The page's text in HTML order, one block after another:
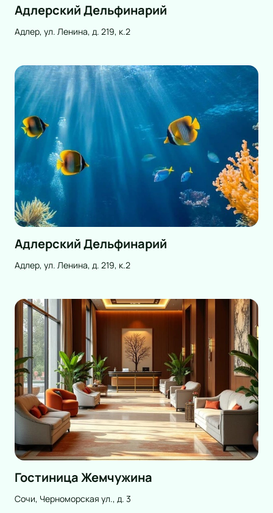
Адлерский Дельфинарий
Адлер, ул. Ленина, д. 219, к.2
Адлерский Дельфинарий
Адлер, ул. Ленина, д. 219, к.2
Гостиница Жемчужина
Сочи, Черноморская ул., д. 3